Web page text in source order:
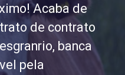
Acaba de
de contrato
banca
pela